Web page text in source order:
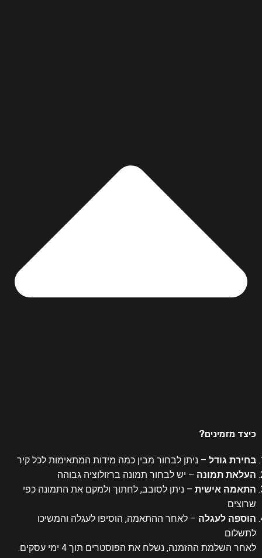
כיצד מזמינים?
בחירת גודל – ניתן לבחור מבין כמה מידות המתאימות לכל קיר
העלאת תמונה – יש לבחור תמונה ברזולוציה גבוהה
התאמה אישית – ניתן לסובב, לחתוך ולמקם את התמונה כפי
שרוצים
הוספה לעגלה – לאחר ההתאמה, הוסיפו לעגלה והמשיכו
לתשלום
לאחר השלמת ההזמנה, נשלח את הפוסטרים תוך 4 ימי עסקים.